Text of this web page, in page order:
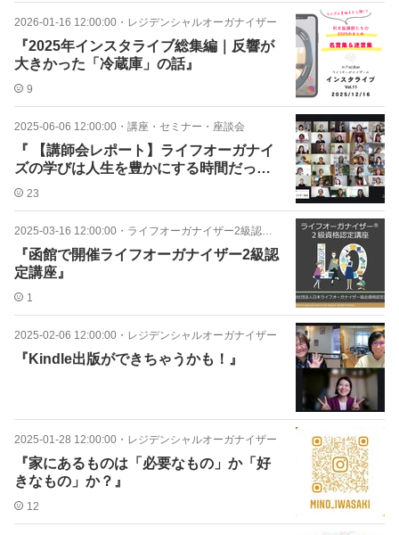
2026-01-16 12:00:00 ・ レジデンシャルオーガナイザー
『2025年インスタライブ総集編｜反響が
大きかった「冷蔵庫」の話』
9
2025-06-06 12:00:00 ・ 講座・セミナー・座談会
『 【講師会レポート】ライフオーガナイ
ズの学びは人生を豊かにする時間だっ
た』
23
2025-03-16 12:00:00 ・ ライフオーガナイザー2級認定講座
『函館で開催ライフオーガナイザー2級認
定講座』
1
2025-02-06 12:00:00 ・ レジデンシャルオーガナイザー
『Kindle出版ができちゃうかも！』
2025-01-28 12:00:00 ・ レジデンシャルオーガナイザー
『家にあるものは「必要なもの」か「好
きなもの」か？』
12